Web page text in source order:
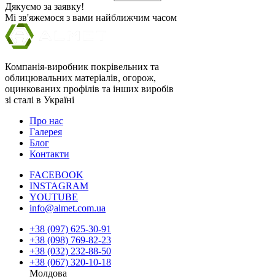
Дякуємо за заявку!
Мі зв'яжемося з вами найближчим часом
Компанія-виробник покрівельних та
облицювальних матеріалів, огорож,
оцинкованих профілів та інших виробів
зі сталі в Україні
Про нас
Галерея
Блог
Контакти
FACEBOOK
INSTAGRAM
YOUTUBE
info@almet.com.ua
+38 (097) 625-30-91
+38 (098) 769-82-23
+38 (032) 232-88-50
+38 (067) 320-10-18
Молдова